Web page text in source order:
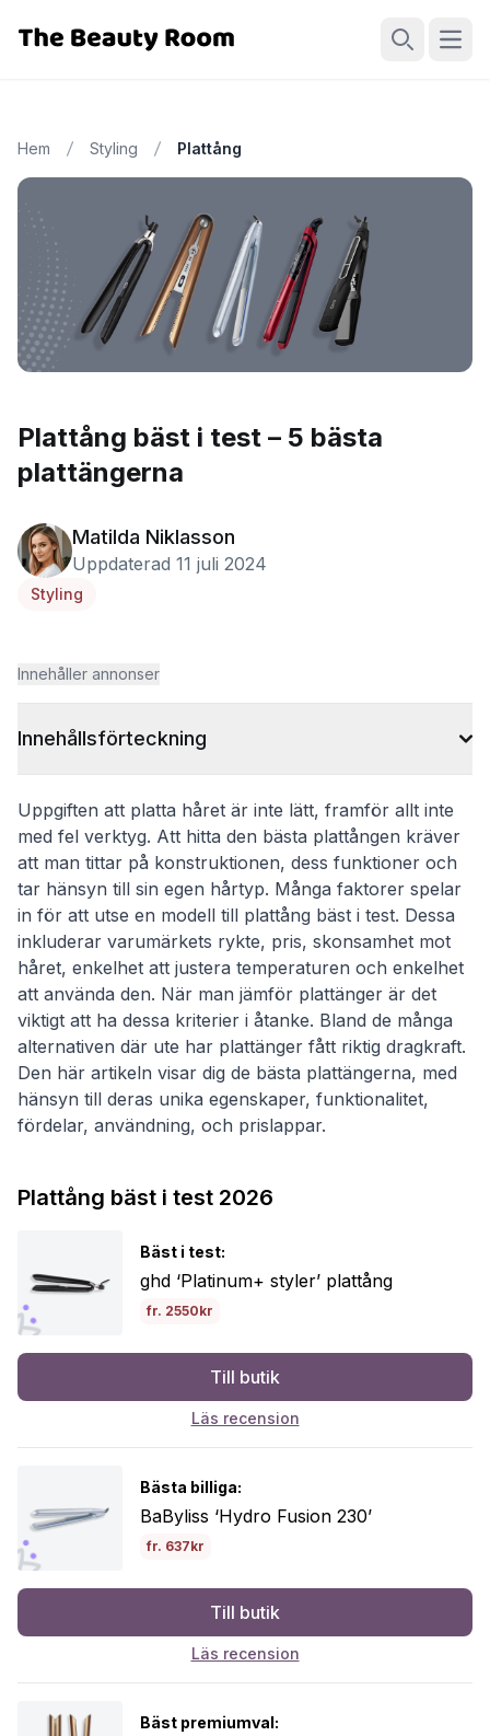
Hem Styling Plattång
Plattång bäst i test – 5 bästa
plattängerna
Matilda Niklasson
Uppdaterad 11 juli 2024
Styling
Innehåller annonser
Innehållsförteckning
Uppgiften att platta håret är inte lätt, framför allt inte
med fel verktyg. Att hitta den bästa plattången kräver
att man tittar på konstruktionen, dess funktioner och
tar hänsyn till sin egen hårtyp. Många faktorer spelar
in för att utse en modell till plattång bäst i test. Dessa
inkluderar varumärkets rykte, pris, skonsamhet mot
håret, enkelhet att justera temperaturen och enkelhet
att använda den. När man jämför plattänger är det
viktigt att ha dessa kriterier i åtanke. Bland de många
alternativen där ute har plattänger fått riktig dragkraft.
Den här artikeln visar dig de bästa plattängerna, med
hänsyn till deras unika egenskaper, funktionalitet,
fördelar, användning, och prislappar.
Plattång bäst i test 2026
Bäst i test:
ghd ‘Platinum+ styler’ plattång
fr. 2550kr
Till butik
Läs recension
Bästa billiga:
BaByliss ‘Hydro Fusion 230’
fr. 637kr
Till butik
Läs recension
Bäst premiumval: